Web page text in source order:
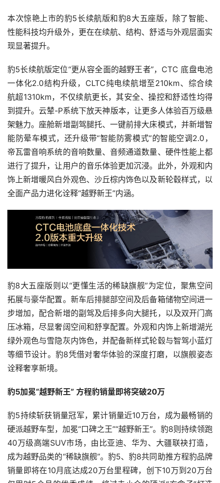
本次惊艳上市的豹5长续航版和豹8大五座版，除了智能、
性能科技均升级外，更在在续航、结构、舒适与外观层面实
现显著提升。
豹5长续航版定位“更从容全面的越野王者”，CTC 底盘电池
一体化2.0结构升级，CLTC纯电续航增至210km、综合续
航超1310km，不仅续航更长，其安全、操控和舒适性均得
到提升。云辇-P系统下放天神版本，让更多人体验百万级悬
架魅力。座舱新增副驾腿托、一键前排大床模式，并新增智
能防晕车模式，还升级带“智能防雾模式”的智能空调2.0，
帝瓦雷音响系统的音响数量、音频通道数量、硬件性能上都
进行了提升，让用户的音乐体验更加沉浸。此外，外观和内
饰上新增暖风白外观色、沙丘棕内饰色以及新轮毂样式，以
全面产品力进化诠释“越野新王”内涵。
豹8大五座版则以“更懂生活的稀缺旗舰”为定位，聚焦空间
拓展与豪华配置。新车后排腿部空间及后备箱储物空间进一
步增加，配合新增的副驾及后排多向大腿托，以及双开门高
压冰箱，尽显奢阔空间和舒享配置。外观和内饰上新增湖光
绿外观色与雪隐灰内饰色，并配备新样式轮毂与智驾小蓝灯
等细节设计。豹8凭借对奢华体验的深度打磨，以旗舰姿态
诠释奢享新境。
豹5加冕“越野新王” 方程豹销量即将突破20万
豹5持续斩获销量冠军，累计销量近10万台，成为最畅销的
硬派越野车型，加冕“口碑之王”“越野新王”。豹8则持续领跑
40万级高端SUV市场，由比亚迪、华为、大疆联袂打造，
成为越野品类的“稀缺旗舰”。豹5、豹8共同助推方程豹品牌
销量即将在10月底达成20万台里程碑，创下10万到20万台